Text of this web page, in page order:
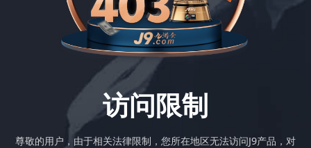
访问限制
尊敬的用户，由于相关法律限制，您所在地区无法访问J9产品，对